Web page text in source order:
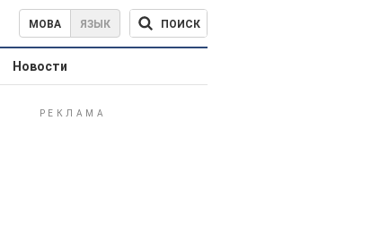
МОВА ЯЗЫК ПОИСК
Новости